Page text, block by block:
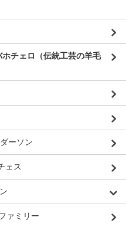
チェロ（伝統工芸の羊毛
ーソン
ェス
ァミリー